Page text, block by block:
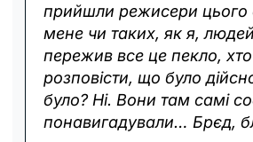
прийшли режисери цього
мене чи таких, як я,
пережив все це пекло, хто
розповісти, що було
було? Ні. Вони там самі
понавигадували… Брєд,